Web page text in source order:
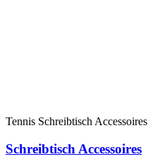
Tennis Schreibtisch Accessoires
Schreibtisch Accessoires